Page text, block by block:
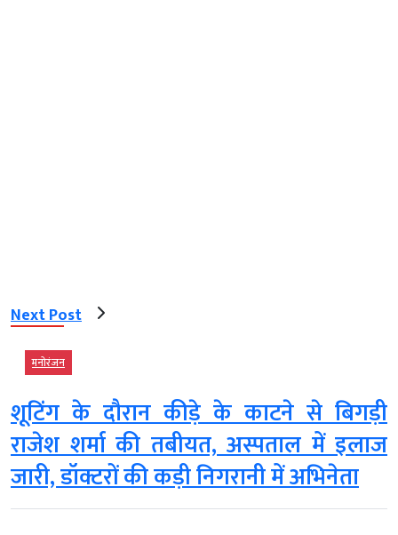
Next Post
मनोरंजन
शूटिंग के दौरान कीड़े के काटने से बिगड़ी
राजेश शर्मा की तबीयत, अस्पताल में इलाज
जारी, डॉक्टरों की कड़ी निगरानी में अभिनेता